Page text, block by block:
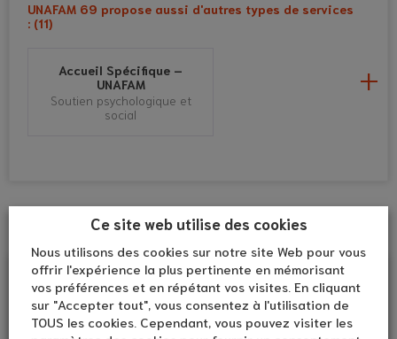
UNAFAM 69 propose aussi d'autres types de services
: (11)
Accueil Spécifique –
UNAFAM
Soutien psychologique et
social
Information / Orientation
Aide constitution des
dossiers MDPH – UNAFAM
Démarches administratives
Conditions d'accès
Affection du proche aidé
Situation de handicap (1)
Maladies du système nerveux (1)
Ce site web utilise des cookies
Nous utilisons des cookies sur notre site Web pour vous
offrir l'expérience la plus pertinente en mémorisant
vos préférences et en répétant vos visites. En cliquant
sur "Accepter tout", vous consentez à l'utilisation de
TOUS les cookies. Cependant, vous pouvez visiter les